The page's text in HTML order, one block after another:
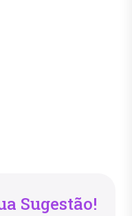
Sugestão!